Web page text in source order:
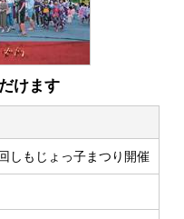
けます
しもじょっ子まつり開催